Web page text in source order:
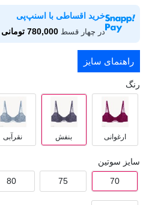
خرید اقساطی با اسنپ‌پی
در چهار قسط 780,000 تومانی
راهنمای سایز
رنگ
ارغوانی بنفش نقرآبی
سایز سوتین
70
75
80